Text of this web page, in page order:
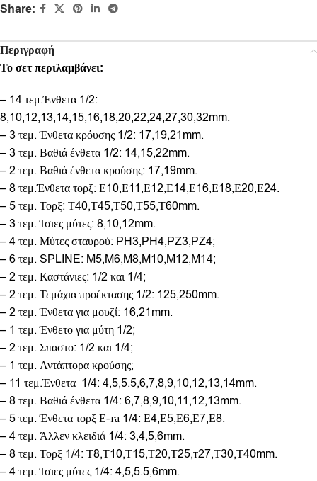
Share:
Περιγραφή
Το σετ περιλαμβάνει:
– 14 τεμ.Ένθετα 1/2:
8,10,12,13,14,15,16,18,20,22,24,27,30,32mm.
– 3 τεμ. Ένθετα κρόυσης 1/2: 17,19,21mm.
– 3 τεμ. Βαθιά ένθετα 1/2: 14,15,22mm.
– 2 τεμ. Βαθιά ένθετα κρούσης: 17,19mm.
– 8 τεμ.Ένθετα τορξ: Е10,Е11,Е12,Е14,Е16,Е18,Е20,Е24.
– 5 τεμ. Τορξ: Т40,Т45,Т50,Т55,Т60mm.
– 3 τεμ. Ίσιες μύτες: 8,10,12mm.
– 4 τεμ. Μύτες σταυρού: PH3,PH4,PZ3,PZ4;
– 6 τεμ. SPLINE: M5,M6,M8,M10,M12,M14;
– 2 τεμ. Καστάνιες: 1/2 και 1/4;
– 2 τεμ. Τεμάχια προέκτασης 1/2: 125,250mm.
– 2 τεμ. Ένθετα για μουζί: 16,21mm.
– 1 τεμ. Ένθετο για μύτη 1/2;
– 2 τεμ. Σπαστο: 1/2 και 1/4;
– 1 τεμ. Αντάπτορα κρούσης;
– 11 τεμ.Ένθετα 1/4: 4,5,5.5,6,7,8,9,10,12,13,14mm.
– 8 τεμ. Βαθιά ένθετα 1/4: 6,7,8,9,10,11,12,13mm.
– 5 τεμ. Ένθετα τορξ Е-та 1/4: Е4,Е5,Е6,Е7,Е8.
– 4 τεμ. Άλλεν κλειδιά 1/4: 3,4,5,6mm.
– 8 τεμ. Τορξ 1/4: Т8,Т10,Т15,Т20,Т25,т27,Т30,Т40mm.
– 4 τεμ. Ίσιες μύτες 1/4: 4,5,5.5,6mm.